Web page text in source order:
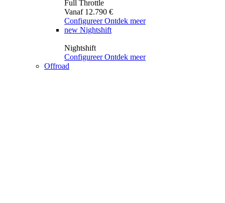
Full Throttle
Vanaf 12.790 €
Configureer Ontdek meer
new Nightshift
Nightshift
Configureer Ontdek meer
Offroad